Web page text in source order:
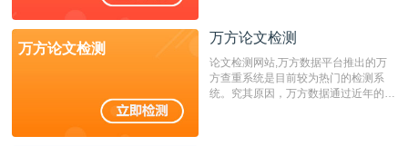
万方论文检测
万方论文检测
论文检测网站,万方数据平台推出的万
方查重系统是目前较为热门的检测系
统。究其原因，万方数据通过近年的发